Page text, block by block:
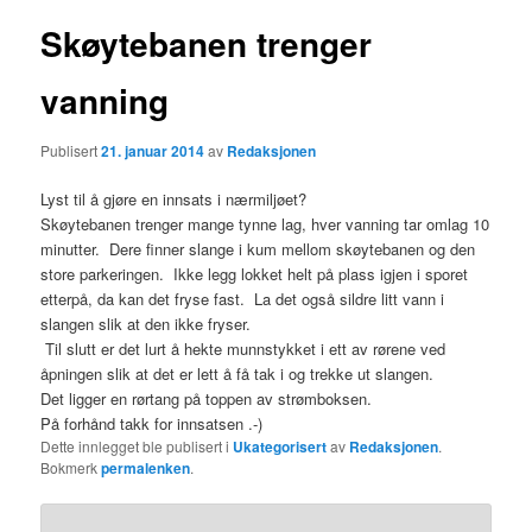
Skøytebanen trenger
vanning
Publisert21. januar 2014av Redaksjonen
Lyst til å gjøre en innsats i nærmiljøet?
Skøytebanen trenger mange tynne lag, hver vanning tar omlag 10
minutter. Dere finner slange i kum mellom skøytebanen og den
store parkeringen. Ikke legg lokket helt på plass igjen i sporet
etterpå, da kan det fryse fast. La det også sildre litt vann i
slangen slik at den ikke fryser.
Til slutt er det lurt å hekte munnstykket i ett av rørene ved
åpningen slik at det er lett å få tak i og trekke ut slangen.
Det ligger en rørtang på toppen av strømboksen.
På forhånd takk for innsatsen .-)
Dette innlegget ble publisert i Ukategorisertav Redaksjonen.
Bokmerkpermalenken.